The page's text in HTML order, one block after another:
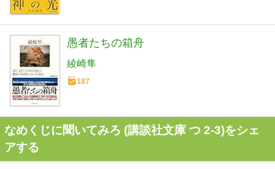
愚者たちの箱舟
綾崎隼
187
なめくじに聞いてみろ (講談社文庫 つ 2-3)をシェ
アする